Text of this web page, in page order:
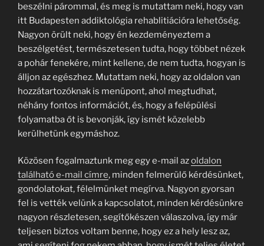
beszélni párommal, és meg is mutattam neki, hogy van
itt Budapesten addiktológia rehablitiációra lehetőség.
Nagyon örült neki, hogy én kezdeményeztem a
beszélgetést, természetesen tudta, hogy többet nézek
a pohár fenekére, mint kellene, de nem tudta, hogyan is
álljon az egészhez. Mutattam neki, hogy az oldalon van
hozzátartozóknak is menüpont, ahol megtudhat,
néhány fontos információt, és, hogy a felépülési
folyamatba őt is bevonják, így ismét közelebb
kerülhetünk egymáshoz.
Közösen fogalmaztunk meg egy e-mail azoldalon
található e-mail címre, minden felmerülő kérdésünket,
gondolatokat, félelmünket megírva. Nagyon gyorsan
fel is vették velünk a kapcsolatot, minden kérdésünkre
nagyon részletesen, segítőkészen válaszolva, így már
teljesen biztos voltam benne, hogy ez a hely lesz az,